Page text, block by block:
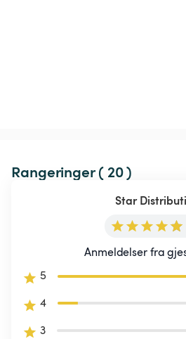
Rangeringer ( 20 )
Star
Anmeldelser fra
5
4
3